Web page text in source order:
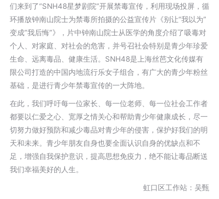
们来到了“SNH48星梦剧院”开展禁毒宣传，利用现场投屏，循
环播放钟南山院士为禁毒所拍摄的公益宣传片《别让“我以为”
变成”我后悔”》，片中钟南山院士从医学的角度介绍了吸毒对
个人、对家庭、对社会的危害，并号召社会特别是青少年珍爱
生命、远离毒品、健康生活。SNH48是上海丝芭文化传媒有
限公司打造的中国内地流行乐女子组合，有广大的青少年粉丝
基础，是进行青少年禁毒宣传的一大阵地。
在此，我们呼吁每一位家长、每一位老师、每一位社会工作者
都要以仁爱之心、宽厚之情关心和帮助青少年健康成长，尽一
切努力做好预防和减少毒品对青少年的侵害，保护好我们的明
天和未来。青少年朋友自身也要全面认识自身的优缺点和不
足，增强自我保护意识，提高思想免疫力，绝不能让毒品断送
我们幸福美好的人生。
虹口区工作站：吴甄